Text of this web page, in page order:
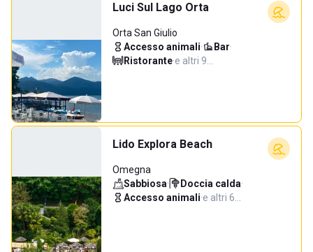
Luci Sul Lago Orta
Orta San Giulio
Accesso animali· Bar·
Ristorante·e altri 9…
Lido Explora Beach
Omegna
Sabbiosa· Doccia calda·
Accesso animali·e altri 6…